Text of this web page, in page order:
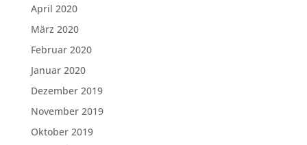
April 2020
März 2020
Februar 2020
Januar 2020
Dezember 2019
November 2019
Oktober 2019